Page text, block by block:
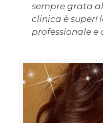
sempre grata
clinica è super!
professionale e